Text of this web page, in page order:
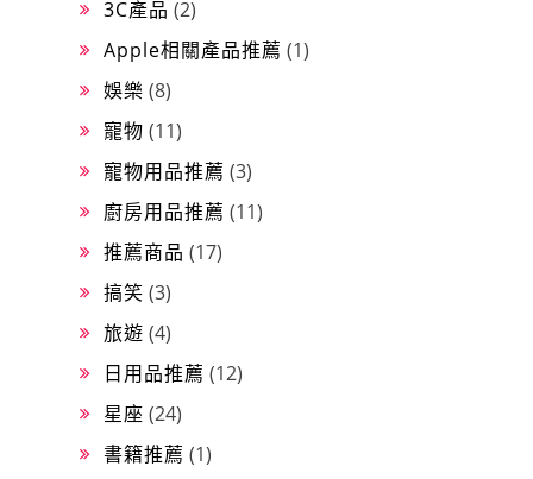
3C產品 (2)
Apple相關產品推薦 (1)
娛樂 (8)
寵物 (11)
寵物用品推薦 (3)
廚房用品推薦 (11)
推薦商品 (17)
搞笑 (3)
旅遊 (4)
日用品推薦 (12)
星座 (24)
書籍推薦 (1)